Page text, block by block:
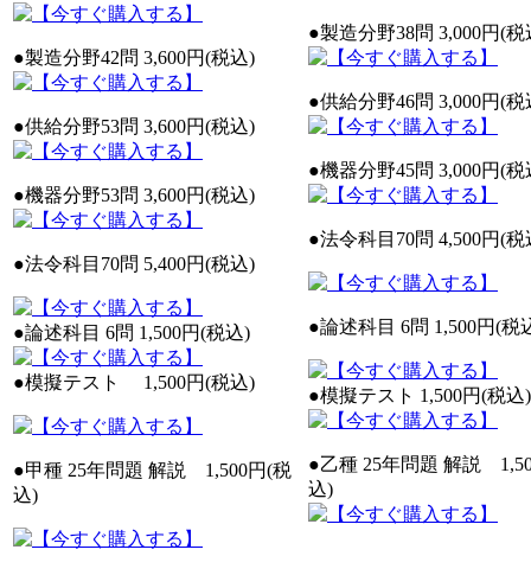
●製造分野42問 3,600円(税込)
●供給分野53問 3,600円(税込)
●機器分野53問 3,600円(税込)
●法令科目70問 5,400円(税込)
●論述科目 6問 1,500円(税込)
●模擬テスト 1,500円(税込)
●甲種 25年問題 解説 1,500円(税
込)
●製造分野38問 3,000円(税
●供給分野46問 3,000円(税
●機器分野45問 3,000円(税
●法令科目70問 4,500円(税
●論述科目 6問 1,500円(税
●模擬テスト 1,500円(税込)
●乙種 25年問題 解説
込)